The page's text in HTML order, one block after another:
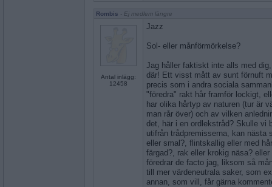
Rombis - Ej medlem längre
Antal inlägg:
12458
Jazz
Sol- eller månförmörkelse?
Jag håller faktiskt inte alls med
där! Ett visst mått av sunt förnuft
precis som i andra sociala
"föredra" rakt hår framför lockigt,
har olika hårtyp av naturen (tur är
man rår över) och av vilken
det, här i en ordlekstråd? Skulle vi
utifrån trådpremisserna, kan nästa
eller smal?, flintskallig eller med
färgad?, rak eller krokig näsa?
föredrar de facto jag, liksom så
till mer värdeneutrala saker, som
annan, som vill, får gärna